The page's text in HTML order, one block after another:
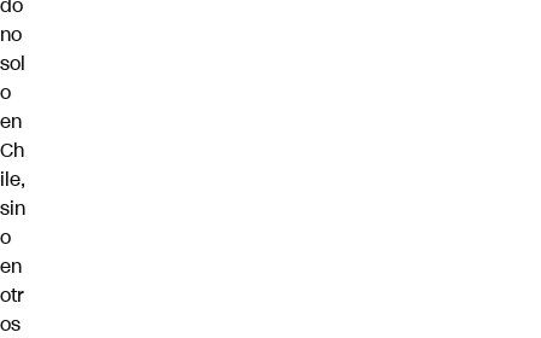
no
sol
o
en
Ch
ile,
sin
o
en
otr
os